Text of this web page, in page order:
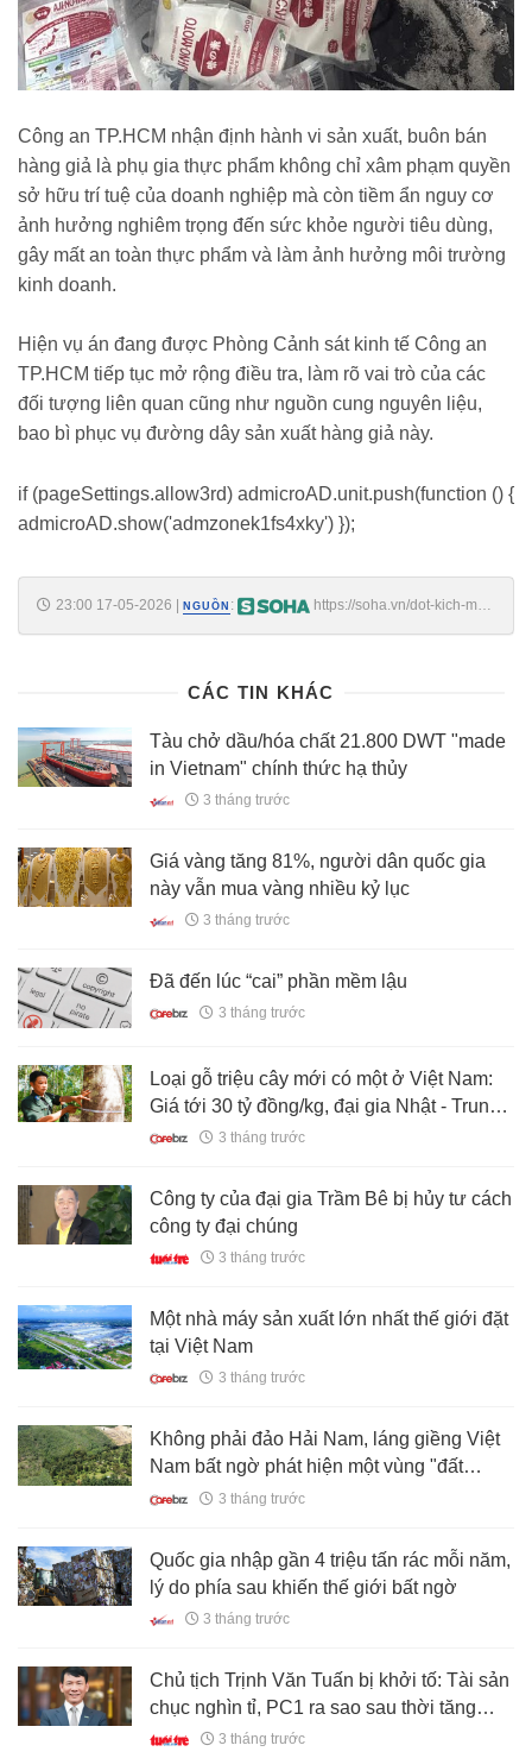
Công an TP.HCM nhận định hành vi sản xuất, buôn bán
hàng giả là phụ gia thực phẩm không chỉ xâm phạm quyền
sở hữu trí tuệ của doanh nghiệp mà còn tiềm ẩn nguy cơ
ảnh hưởng nghiêm trọng đến sức khỏe người tiêu dùng,
gây mất an toàn thực phẩm và làm ảnh hưởng môi trường
kinh doanh.
Hiện vụ án đang được Phòng Cảnh sát kinh tế Công an
TP.HCM tiếp tục mở rộng điều tra, làm rõ vai trò của các
đối tượng liên quan cũng như nguồn cung nguyên liệu,
bao bì phục vụ đường dây sản xuất hàng giả này.
if (pageSettings.allow3rd) admicroAD.unit.push(function () {
admicroAD.show('admzonek1fs4xky') });
23:00 17-05-2026 NGUỒN :
https://soha.vn/dot-kich-mot-
CÁC TIN KHÁC
Tàu chở dầu/hóa chất 21.800 DWT "made
in Vietnam" chính thức hạ thủy
3 tháng trước
Giá vàng tăng 81%, người dân quốc gia
này vẫn mua vàng nhiều kỷ lục
3 tháng trước
Đã đến lúc “cai” phần mềm lậu
3 tháng trước
Loại gỗ triệu cây mới có một ở Việt Nam:
Giá tới 30 tỷ đồng/kg, đại gia Nhật - Trung
có tiền cũng khó mua
3 tháng trước
Công ty của đại gia Trầm Bê bị hủy tư cách
công ty đại chúng
3 tháng trước
Một nhà máy sản xuất lớn nhất thế giới đặt
tại Việt Nam
3 tháng trước
Không phải đảo Hải Nam, láng giềng Việt
Nam bất ngờ phát hiện một vùng "đất
vàng" trồng sầu riêng
3 tháng trước
Quốc gia nhập gần 4 triệu tấn rác mỗi năm,
lý do phía sau khiến thế giới bất ngờ
3 tháng trước
Chủ tịch Trịnh Văn Tuấn bị khởi tố: Tài sản
chục nghìn tỉ, PC1 ra sao sau thời tăng
trưởng mạnh?
3 tháng trước